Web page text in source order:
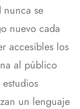
nunca se
nuevo cada
accesibles los
al público
un lenguaje